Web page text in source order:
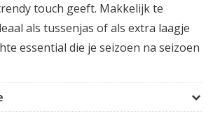
touch geeft. Makkelijk te
als tussenjas of als extra laagje
essential die je seizoen na seizoen